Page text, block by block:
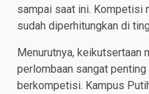
sampai saat ini. Kompetisi
sudah diperhitungkan di
Menurutnya, keikutsertaan
perlombaan sangat
berkompetisi. Kampus